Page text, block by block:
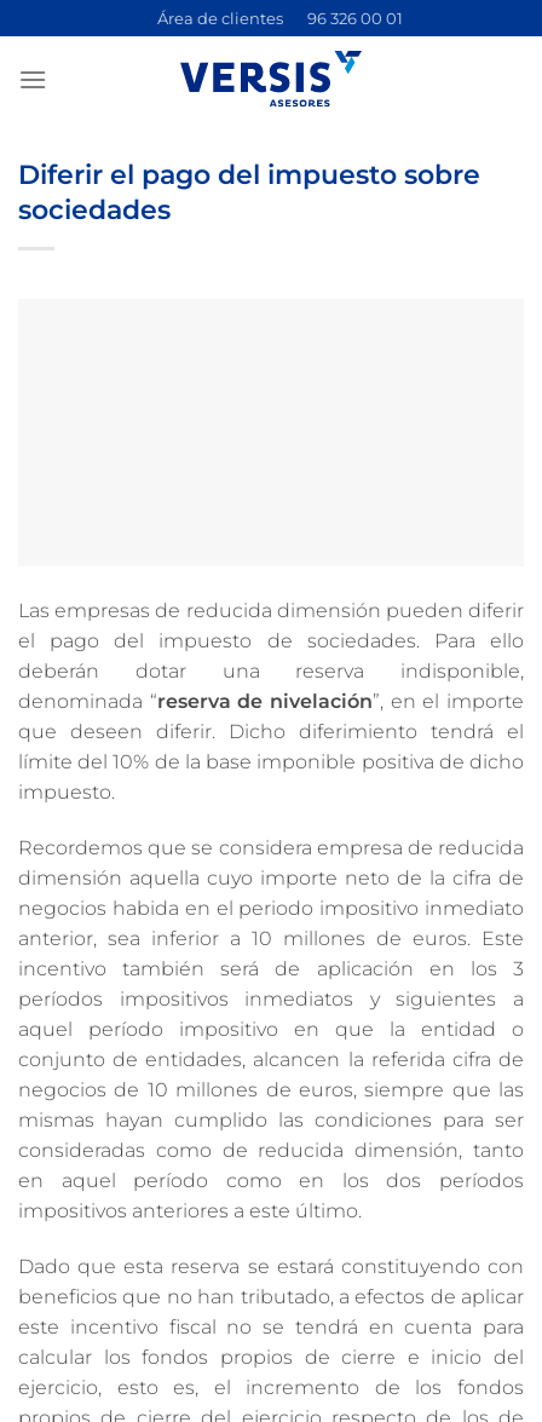
contenido
Área de clientes 96 326 00 01
Diferir el pago del impuesto sobre
sociedades
Las empresas de reducida dimensión pueden diferir
el pago del impuesto de sociedades. Para ello
deberán dotar una reserva indisponible,
denominada “reserva de nivelación”, en el importe
que deseen diferir. Dicho diferimiento tendrá el
límite del 10% de la base imponible positiva de dicho
impuesto.
Recordemos que se considera empresa de reducida
dimensión aquella cuyo importe neto de la cifra de
negocios habida en el periodo impositivo inmediato
anterior, sea inferior a 10 millones de euros. Este
incentivo también será de aplicación en los 3
períodos impositivos inmediatos y siguientes a
aquel período impositivo en que la entidad o
conjunto de entidades, alcancen la referida cifra de
negocios de 10 millones de euros, siempre que las
mismas hayan cumplido las condiciones para ser
consideradas como de reducida dimensión, tanto
en aquel período como en los dos períodos
impositivos anteriores a este último.
Dado que esta reserva se estará constituyendo con
beneficios que no han tributado, a efectos de aplicar
este incentivo fiscal no se tendrá en cuenta para
calcular los fondos propios de cierre e inicio del
ejercicio, esto es, el incremento de los fondos